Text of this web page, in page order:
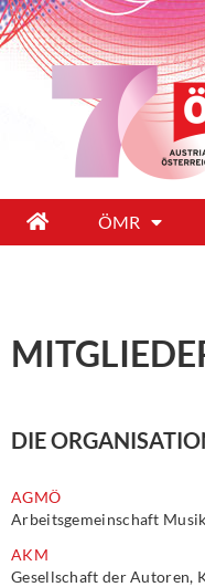
ÖMR
DIE
AGMÖ
Arbeitsgemeinschaft
AKM
Gesellschaft der Autoren,